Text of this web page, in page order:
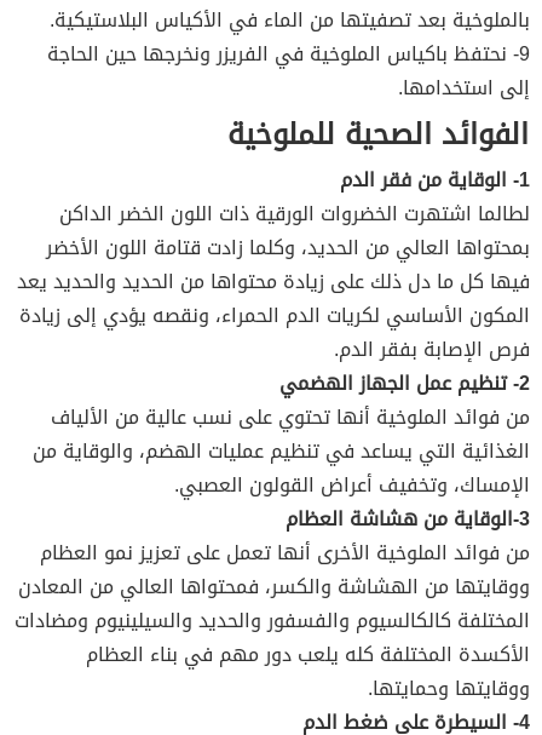
بالملوخية بعد تصفيتها من الماء في الأكياس البلاستيكية.
9- نحتفظ باكياس الملوخية في الفريزر ونخرجها حين الحاجة
إلى استخدامها.
الفوائد الصحية للملوخية
1- الوقاية من فقر الدم
لطالما اشتهرت الخضروات الورقية ذات اللون الخضر الداكن
بمحتواها العالي من الحديد، وكلما زادت قتامة اللون الأخضر
فيها كل ما دل ذلك على زيادة محتواها من الحديد والحديد يعد
المكون الأساسي لكريات الدم الحمراء، ونقصه يؤدي إلى زيادة
فرص الإصابة بفقر الدم.
2- تنظيم عمل الجهاز الهضمي
من فوائد الملوخية أنها تحتوي على نسب عالية من الألياف
الغذائية التي يساعد في تنظيم عمليات الهضم، والوقاية من
الإمساك، وتخفيف أعراض القولون العصبي.
3-الوقاية من هشاشة العظام
من فوائد الملوخية الأخرى أنها تعمل على تعزيز نمو العظام
ووقايتها من الهشاشة والكسر، فمحتواها العالي من المعادن
المختلفة كالكالسيوم والفسفور والحديد والسيلينيوم ومضادات
الأكسدة المختلفة كله يلعب دور مهم في بناء العظام
ووقايتها وحمايتها.
4- السيطرة على ضغط الدم